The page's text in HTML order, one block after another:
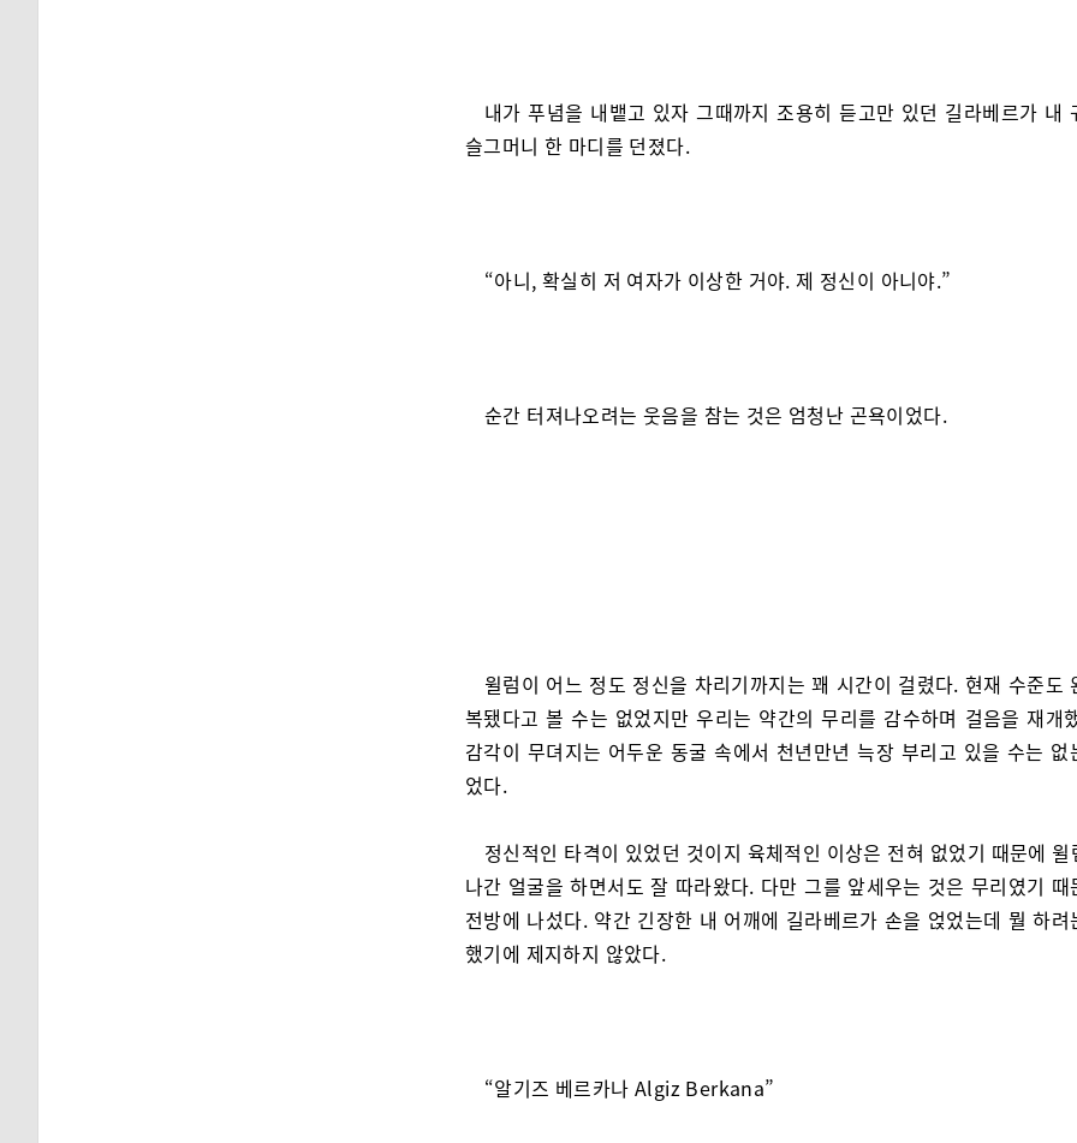
내가 푸념을 내뱉고 있자 그때까지 조용히 듣고만 있던 길라베르가 내
슬그머니 한 마디를 던졌다.
“아니, 확실히 저 여자가 이상한 거야. 제 정신이 아니야.”
순간 터져나오려는 웃음을 참는 것은 엄청난 곤욕이었다.
윌럼이 어느 정도 정신을 차리기까지는 꽤 시간이 걸렸다. 현재 수준도
복됐다고 볼 수는 없었지만 우리는 약간의 무리를 감수하며 걸음을 재개
감각이 무뎌지는 어두운 동굴 속에서 천년만년 늑장 부리고 있을 수는 없
었다.
정신적인 타격이 있었던 것이지 육체적인 이상은 전혀 없었기 때문에 윌
나간 얼굴을 하면서도 잘 따라왔다. 다만 그를 앞세우는 것은 무리였기 때
전방에 나섰다. 약간 긴장한 내 어깨에 길라베르가 손을 얹었는데 뭘 하려
했기에 제지하지 않았다.
“알기즈 베르카나 Algiz Berkana”